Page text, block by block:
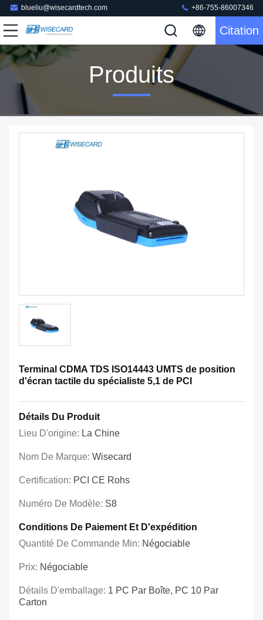
blueliu@wisecardtech.com +86-755-86007346
Citation
Produits
Terminal CDMA TDS ISO14443 UMTS de position
d'écran tactile du spécialiste 5,1 de PCI
Détails Du Produit
Lieu D'origine: La Chine
Nom De Marque: Wisecard
Certification: PCI CE Rohs
Numéro De Modèle: S8
Conditions De Paiement Et D'expédition
Quantité De Commande Min: Négociable
Prix: Négociable
Détails D'emballage: 1 PC Par Boîte, PC 10 Par
Carton